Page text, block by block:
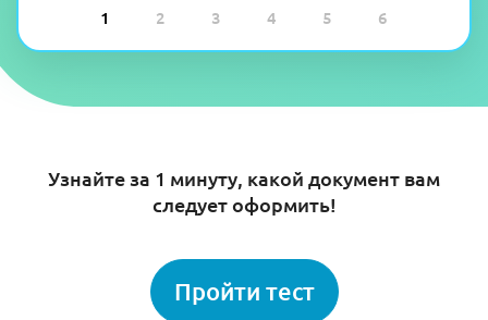
1 2 3 4 5 6
Узнайте за 1 минуту, какой документ вам
следует оформить!
Пройти тест